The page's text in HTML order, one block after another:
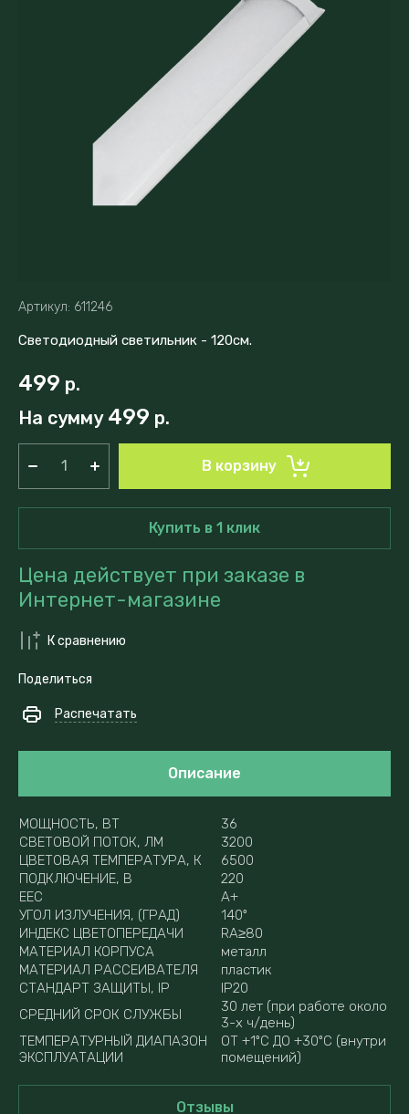
Артикул: 611246
Светодиодный светильник - 120см.
499 р.
На сумму 499 р.
В корзину
Купить в 1 клик
Цена действует при заказе в
Интернет-магазине
К сравнению
Поделиться
Распечатать
Описание
МОЩНОСТЬ, ВТ
36
СВЕТОВОЙ ПОТОК, ЛМ
3200
ЦВЕТОВАЯ ТЕМПЕРАТУРА, К
6500
ПОДКЛЮЧЕНИЕ, В
220
EEC
A+
УГОЛ ИЗЛУЧЕНИЯ, (ГРАД)
140º
ИНДЕКС ЦВЕТОПЕРЕДАЧИ
RA≥80
МАТЕРИАЛ КОРПУСА
металл
МАТЕРИАЛ РАССЕИВАТЕЛЯ
пластик
СТАНДАРТ ЗАЩИТЫ, IP
IP20
СРЕДНИЙ СРОК СЛУЖБЫ
30 лет (при работе около
3-х ч/день)
ТЕМПЕРАТУРНЫЙ ДИАПАЗОН
ЭКСПЛУАТАЦИИ
ОТ +1ºС ДО +30ºС (внутри
помещений)
Отзывы